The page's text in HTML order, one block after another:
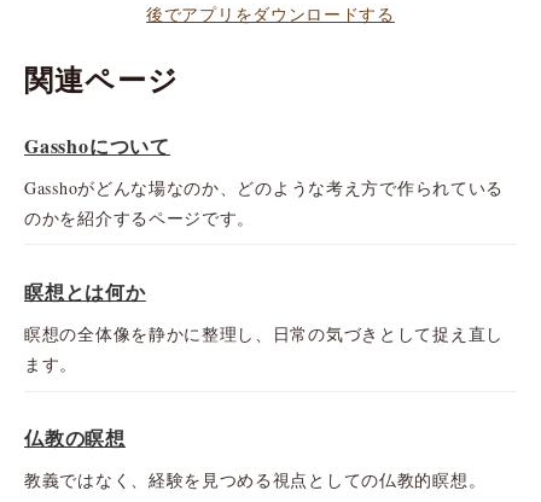
後でアプリをダウンロードする
関連ページ
Gasshoについて
Gasshoがどんな場なのか、どのような考え方で作られている
のかを紹介するページです。
瞑想とは何か
瞑想の全体像を静かに整理し、日常の気づきとして捉え直し
ます。
仏教の瞑想
教義ではなく、経験を見つめる視点としての仏教的瞑想。